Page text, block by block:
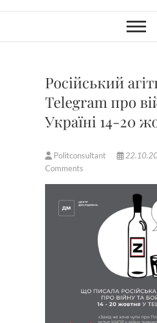
Російський
Telegram про
Україні 14-20
Politconsultant
Comments